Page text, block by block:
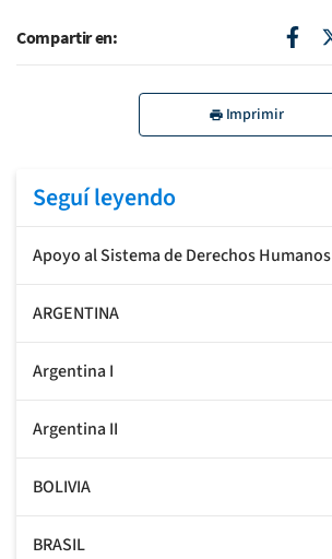
Compartir en:
Imprimir
Seguí leyendo
Apoyo al Sistema de Derechos Humanos
ARGENTINA
Argentina I
Argentina II
BOLIVIA
BRASIL